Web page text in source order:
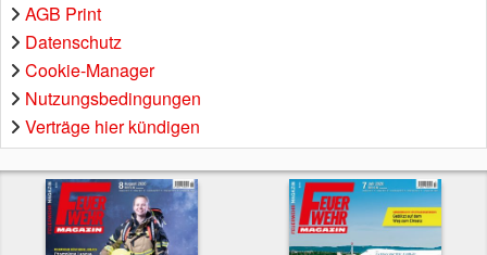
AGB Print
Datenschutz
Cookie-Manager
Nutzungsbedingungen
Verträge hier kündigen